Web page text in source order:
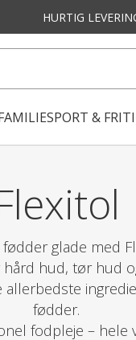
HURTIG
SPORT &
glade med
hud, tør hud
fødder.
fodpleje – hele